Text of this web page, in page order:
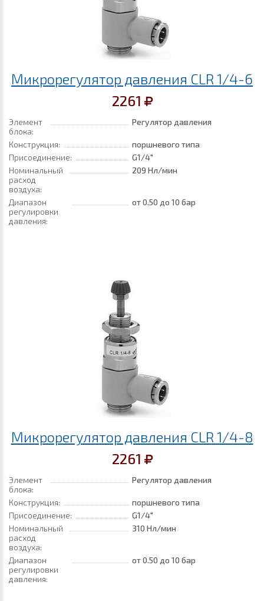
Микрорегулятор давления CLR 1/4-6
2261
Элемент
блока:
Регулятор давления
Конструкция:
поршневого типа
Присоединение:
G1/4"
Номинальный
расход
воздуха:
209 Нл/мин
Диапазон
регулировки
давления:
от 0.50 до 10 бар
Микрорегулятор давления CLR 1/4-8
2261
Элемент
блока:
Регулятор давления
Конструкция:
поршневого типа
Присоединение:
G1/4"
Номинальный
расход
воздуха:
310 Нл/мин
Диапазон
регулировки
давления:
от 0.50 до 10 бар